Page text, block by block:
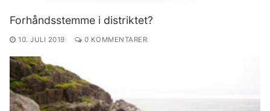
Forhåndsstemme i distriktet?
10. JULI 2019 0 KOMMENTARER